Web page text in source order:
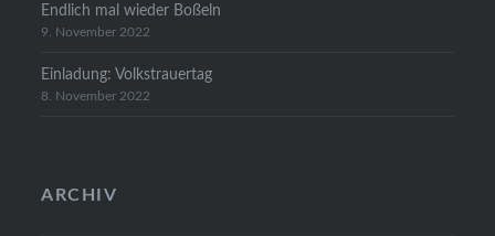
Endlich mal wieder Boßeln
9. November 2022
Einladung: Volkstrauertag
8. November 2022
ARCHIV